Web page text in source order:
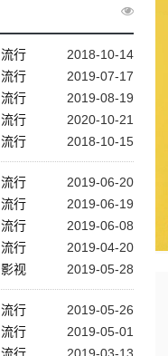
流行
2018-10-14
流行
2019-07-17
流行
2019-08-19
流行
2020-10-21
流行 2018-10-15
流行
2019-06-20
流行
2019-06-19
流行
2019-06-08
流行
2019-04-20
影视 2019-05-28
流行
2019-05-26
流行
2019-05-01